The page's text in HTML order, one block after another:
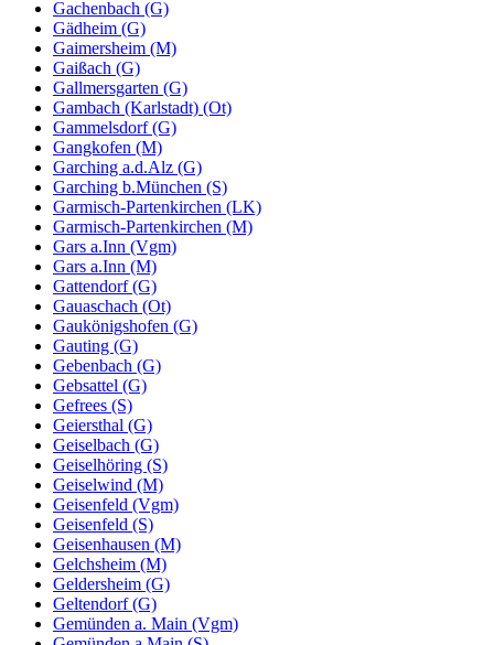
Gachenbach (G)
Gädheim (G)
Gaimersheim (M)
Gaißach (G)
Gallmersgarten (G)
Gambach (Karlstadt) (Ot)
Gammelsdorf (G)
Gangkofen (M)
Garching a.d.Alz (G)
Garching b.München (S)
Garmisch-Partenkirchen (LK)
Garmisch-Partenkirchen (M)
Gars a.Inn (Vgm)
Gars a.Inn (M)
Gattendorf (G)
Gauaschach (Ot)
Gaukönigshofen (G)
Gauting (G)
Gebenbach (G)
Gebsattel (G)
Gefrees (S)
Geiersthal (G)
Geiselbach (G)
Geiselhöring (S)
Geiselwind (M)
Geisenfeld (Vgm)
Geisenfeld (S)
Geisenhausen (M)
Gelchsheim (M)
Geldersheim (G)
Geltendorf (G)
Gemünden a. Main (Vgm)